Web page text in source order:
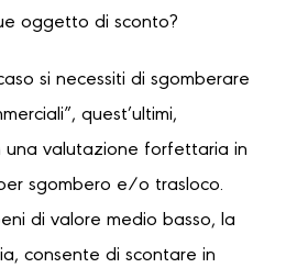
oggetto di sconto?
si necessiti di sgomberare
quest’ultimi,
valutazione forfettaria in
sgombero e/o trasloco.
di valore medio basso, la
consente di scontare in